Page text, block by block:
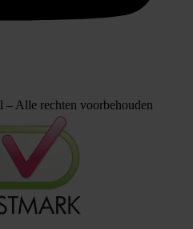
Alle rechten voorbehouden